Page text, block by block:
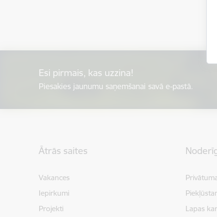
Esi pirmais, kas uzzina!
Piesakies jaunumu saņemšanai savā e-pastā.
Ātrās saites
Vakances
Iepirkumi
Projekti
Lapas